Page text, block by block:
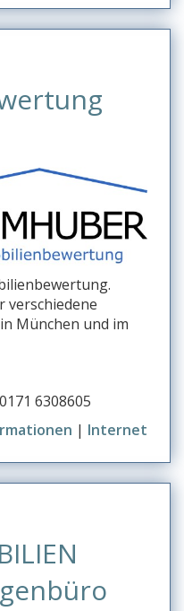
Gebäuden
München und im
6308605
| Internet